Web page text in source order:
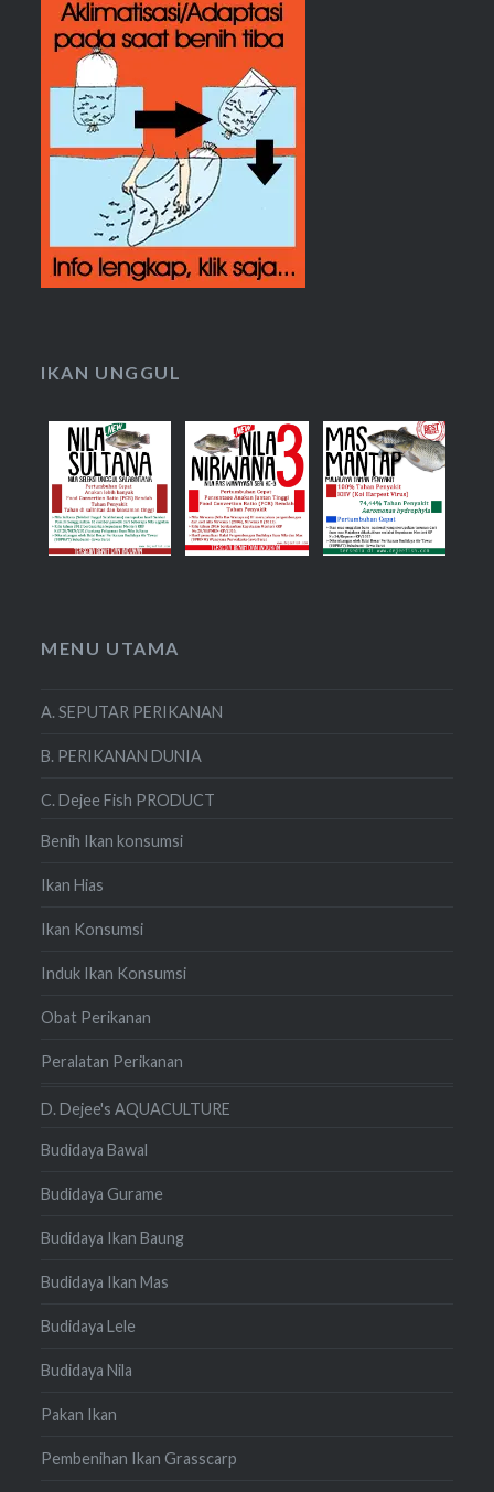
IKAN UNGGUL
MENU UTAMA
A. SEPUTAR PERIKANAN
B. PERIKANAN DUNIA
C. Dejee Fish PRODUCT
Benih Ikan konsumsi
Ikan Hias
Ikan Konsumsi
Induk Ikan Konsumsi
Obat Perikanan
Peralatan Perikanan
D. Dejee's AQUACULTURE
Budidaya Bawal
Budidaya Gurame
Budidaya Ikan Baung
Budidaya Ikan Mas
Budidaya Lele
Budidaya Nila
Pakan Ikan
Pembenihan Ikan Grasscarp